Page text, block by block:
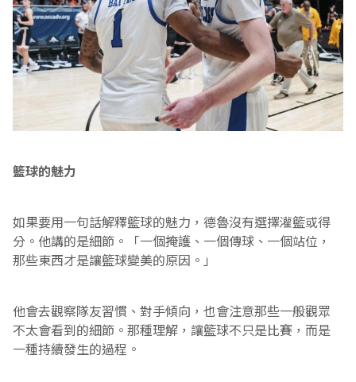
籃球的魅力
如果要用一句話解釋籃球的魅力，德魯沒有選擇灌籃或得
分。他講的是細節。「一個掩護、一個傳球、一個站位，
那些東西才是讓籃球變美的原因。」
他會去觀察隊友習慣、對手傾向，也會注意那些一般觀眾
不太會看到的細節。那種理解，讓籃球不只是比賽，而是
一種持續發生的過程。